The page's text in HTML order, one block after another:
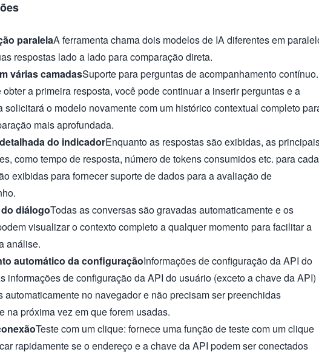
paralelaA ferramenta chama dois modelos de IA diferentes em
respostas lado a lado para comparação direta.
várias camadasSuporte para perguntas de acompanhamento contínuo.
obter a primeira resposta, você pode continuar a inserir perguntas e a
solicitará o modelo novamente com um histórico contextual completo
mais aprofundada.
do indicadorEnquanto as respostas são exibidas, as
como tempo de resposta, número de tokens consumidos etc. para cada
exibidas para fornecer suporte de dados para a avaliação de
diálogoTodas as conversas são gravadas automaticamente e os
visualizar o contexto completo a qualquer momento para facilitar a
análise.
automático da configuraçãoInformações de configuração da API do
informações de configuração da API do usuário (exceto a chave da API)
automaticamente no navegador e não precisam ser preenchidas
na próxima vez em que forem usadas.
Teste com um clique: fornece uma função de teste com um clique
rapidamente se o endereço e a chave da API podem ser conectados